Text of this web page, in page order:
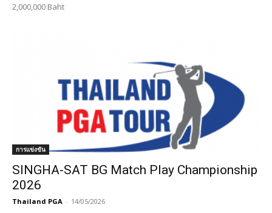
2,000,000 Baht
การแข่งขัน
SINGHA-SAT BG Match Play Championship
2026
Thailand PGA - 14/05/2026